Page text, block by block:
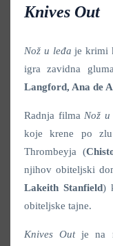
Knives Out
Nož u leđa je krimi
igra zavidna
Langford, Ana de
Radnja filma Nož u
koje krene po zlu
Thrombeyja (
njihov obiteljski
Lakeith Stanfield)
obiteljske tajne.
Knives Outje na